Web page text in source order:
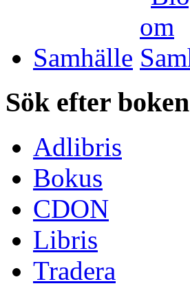
Samhälle
Sök efter boken
Adlibris
Bokus
CDON
Libris
Tradera